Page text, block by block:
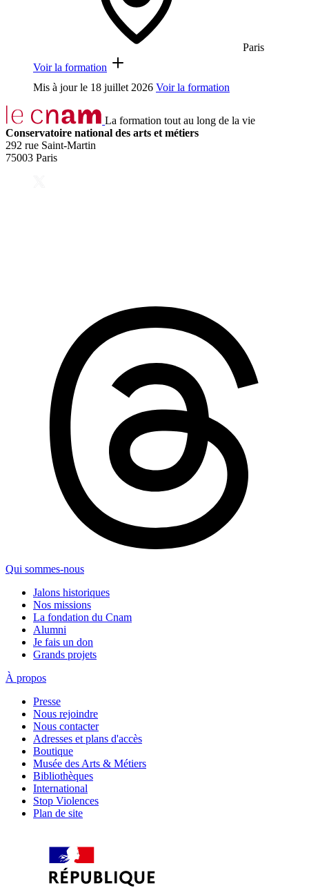
Paris
Voir la formation
Mis à jour le 18 juillet 2026 Voir la formation
La formation tout au long de la vie
Conservatoire national des arts et métiers
292 rue Saint-Martin
75003 Paris
Qui sommes-nous
Jalons historiques
Nos missions
La fondation du Cnam
Alumni
Je fais un don
Grands projets
À propos
Presse
Nous rejoindre
Nous contacter
Adresses et plans d'accès
Boutique
Musée des Arts & Métiers
Bibliothèques
International
Stop Violences
Plan de site